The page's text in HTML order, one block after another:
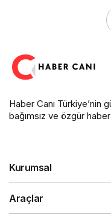
Haber Canı Türkiye’nin
bağımsız ve özgür
Kurumsal
Araçlar